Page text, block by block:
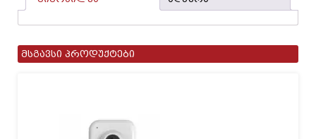
მსგავსი პროდუქტები